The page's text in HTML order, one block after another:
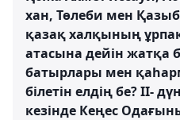
хан, Төлеби мен
қазақ халқының
атасына дейін жатқа
батырлары мен
білетін елдің бе? ІІ-
кезінде Кеңес